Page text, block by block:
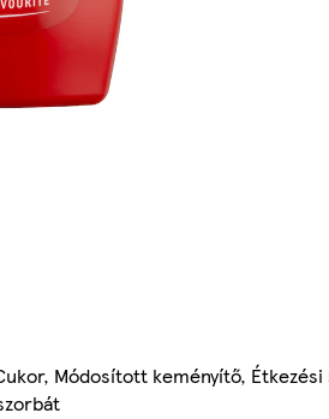
Módosított keményítő,